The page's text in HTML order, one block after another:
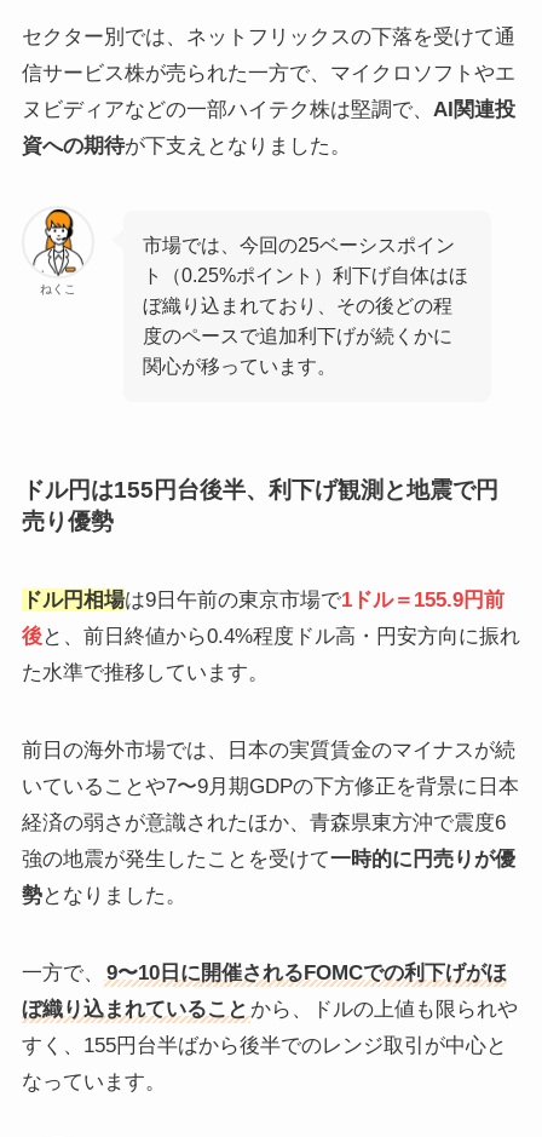
セクター別では、ネットフリックスの下落を受けて通
信サービス株が売られた一方で、マイクロソフトやエ
ヌビディアなどの一部ハイテク株は堅調で、 AI関連投
資への期待が下支えとなりました。
ねくこ
市場では、今回の25ベーシスポイン
ト（0.25%ポイント）利下げ自体はほ
ぼ織り込まれており、その後どの程
度のペースで追加利下げが続くかに
関心が移っています。
ドル円は155円台後半、利下げ観測と地震で円
売り優勢
ドル円相場は9日午前の東京市場で1ドル＝155.9円前
後と、前日終値から0.4%程度ドル高・円安方向に振れ
た水準で推移しています。
前日の海外市場では、日本の実質賃金のマイナスが続
いていることや7〜9月期GDPの下方修正を背景に日本
経済の弱さが意識されたほか、青森県東方沖で震度6
強の地震が発生したことを受けて一時的に円売りが優
勢となりました。
一方で、
9〜10日に開催されるFOMCでの利下げがほ
ぼ織り込まれていること から、ドルの上値も限られや
すく、155円台半ばから後半でのレンジ取引が中心と
なっています。